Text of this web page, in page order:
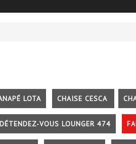
LOTA CHAISE CESCA
DÉTENDEZ-VOUS LOUNGER 474